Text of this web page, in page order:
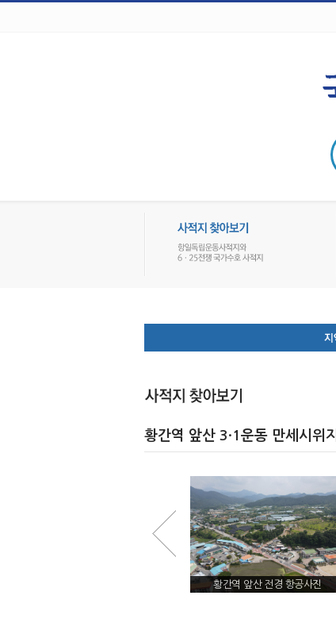
황간역 앞산 3·1운동 만세시위지
황간역 앞산 전경 항공사진